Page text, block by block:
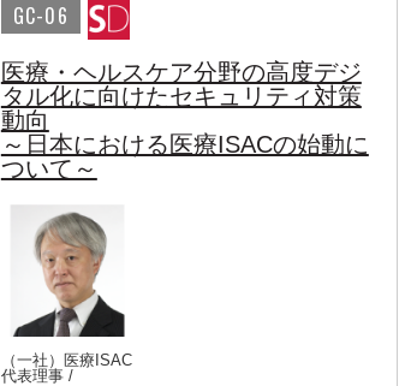
GC-06
医療・ヘルスケア分野の高度デジ
タル化に向けたセキュリティ対策
動向
～日本における医療ISACの始動に
ついて～
（一社）医療ISAC
代表理事 /